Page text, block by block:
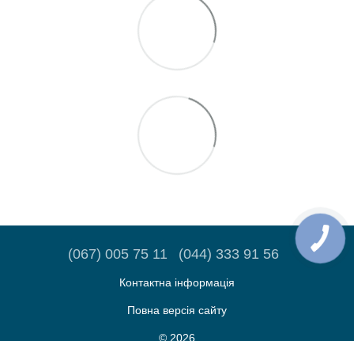
(067) 005 75 11 (044) 333 91 56
Контактна інформація
Повна версія сайту
© 2026